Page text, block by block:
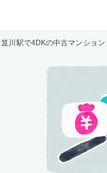
笈川駅で4DKの中古マンショ